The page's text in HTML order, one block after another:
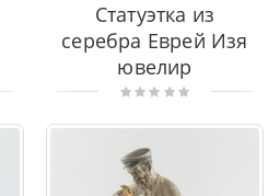
Статуэтка из
серебра Еврей Изя
ювелир